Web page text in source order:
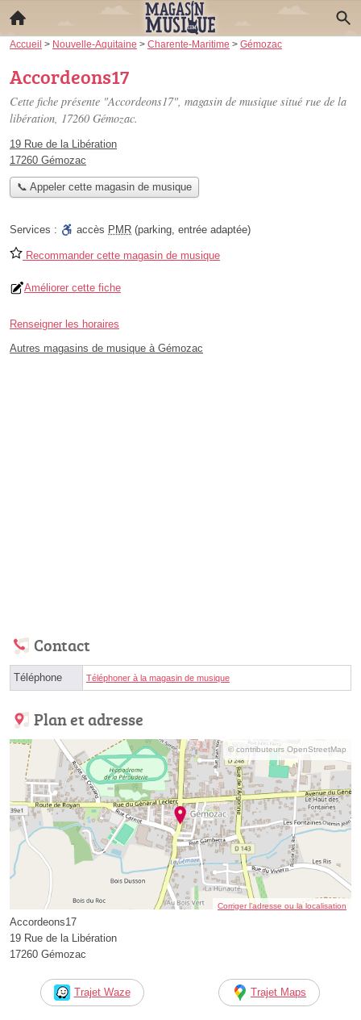
Accueil > Nouvelle-Aquitaine > Charente-Maritime > Gémozac
Accordeons17
Cette fiche présente "Accordeons17", magasin de musique situé rue de la
libération, 17260 Gémozac.
19 Rue de la Libération
17260 Gémozac
📞 Appeler cette magasin de musique
Services : accès PMR (parking, entrée adaptée)
Recommander cette magasin de musique
Améliorer cette fiche
Renseigner les horaires
Autres magasins de musique à Gémozac
Contact
Téléphone Téléphoner à la magasin de musique
Plan et adresse
© contributeurs OpenStreetMap
Corriger l’adresse ou la localisation
Accordeons17
19 Rue de la Libération
17260 Gémozac
Trajet Waze Trajet Maps